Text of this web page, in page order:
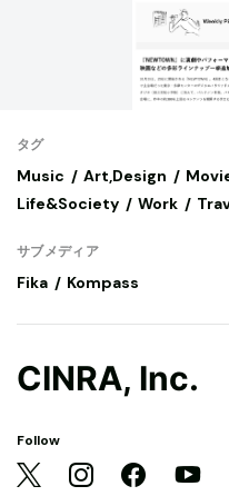
タグ
Music Art,Design
Life&Society
Work
サブメディア
Fika Kompass
CINRA, Inc.
Follow